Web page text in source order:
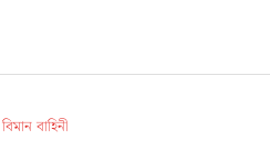
বিমান বাহিনী